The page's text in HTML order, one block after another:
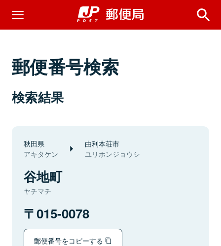
郵便番号検索
検索結果
秋田県
アキタケン
由利本荘市
ユリホンジョウシ
谷地町
ヤチマチ
015-0078
郵便番号をコピーする